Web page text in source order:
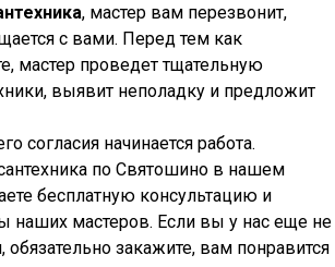
, мастер вам перезвонит,
с вами. Перед тем как
мастер проведет тщательную
выявит неполадку и предложит
согласия начинается работа.
по Святошино в нашем
бесплатную консультацию и
наших мастеров. Если вы у нас еще не
обязательно закажите, вам понравится